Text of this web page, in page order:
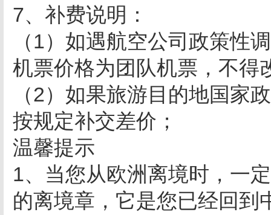
7、补费说明：
（1）如遇航空公司政策性
机票价格为团队机票，不得
（2）如果旅游目的地国家
按规定补交差价；
温馨提示
1、当您从欧洲离境时，一
的离境章，它是您已经回到